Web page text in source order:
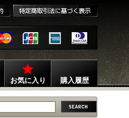
お気に入り 購入履歴